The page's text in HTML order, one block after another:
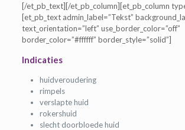
[/et_pb_text][/et_pb_column][et_pb_column
[et_pb_text admin_label=”Tekst”
text_orientation=”left” use_border_color=”off”
border_color=”#ffffff” border_style=”solid”]
Indicaties
huidveroudering
rimpels
verslapte huid
rokershuid
slecht doorbloede huid